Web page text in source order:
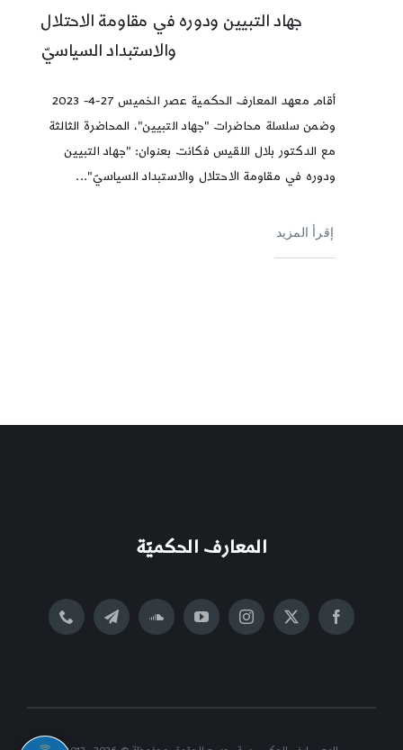
جهاد التبيين ودوره في مقاومة الاحتلال
والاستبداد السياسيّ
أقام معهد المعارف الحكمية عصر الخميس 27-4- 2023
وضمن سلسلة محاضرات "جهاد التبيين"، المحاضرة الثالثة
مع الدكتور بلال اللقيس فكانت بعنوان: "جهاد التبيين
ودوره في مقاومة الاحتلال والاستبداد السياسيّ"...
إقرأ المزيد
المعارف الحكميّة